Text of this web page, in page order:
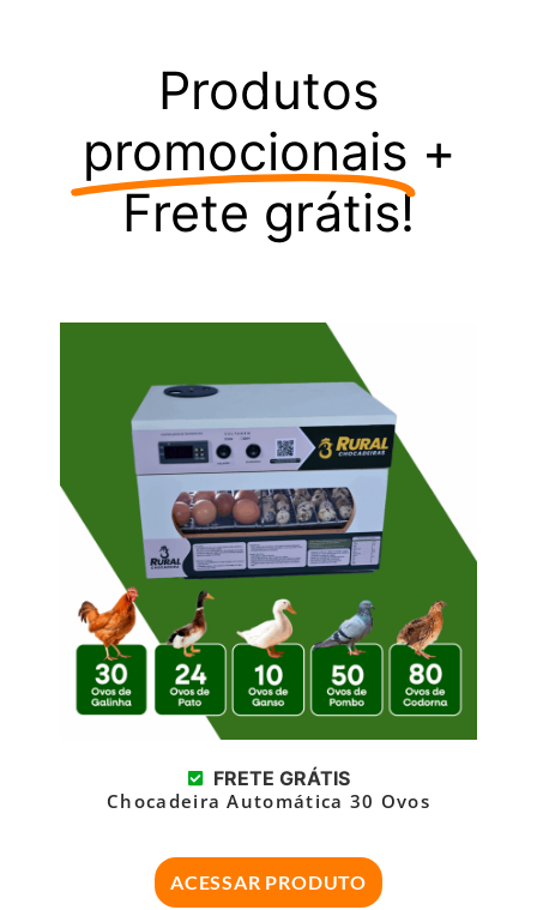
Produtos
promocionais +
Frete grátis!
FRETE GRÁTIS
Chocadeira Automática 30 Ovos
ACESSAR PRODUTO